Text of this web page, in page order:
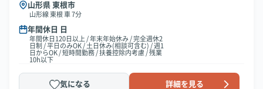
山形県 東根市
山形線 東根 車 7分
年間休日 日
年間休日120日以上 / 年末年始休み / 完全週休2
日制 / 平日のみOK / 土日休み(相談可含む) / 週1
日からOK / 短時間勤務 / 扶養控除内考慮 / 残業
10h以下
気になる 詳細を見る